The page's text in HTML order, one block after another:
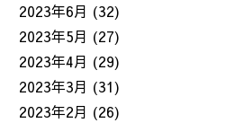
2023年6月 (32)
2023年5月 (27)
2023年4月 (29)
2023年3月 (31)
2023年2月 (26)